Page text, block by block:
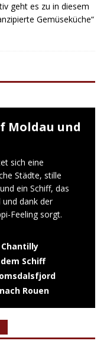
geht es zu in diesem
Gemüseküche“
Moldau und
sich eine
Städte, stille
ein Schiff, das
dank der
Feeling sorgt.
Schiff
Rouen